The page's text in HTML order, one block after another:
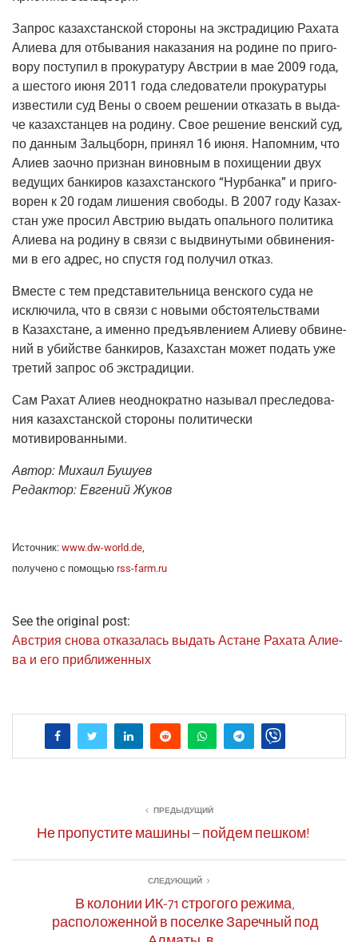
Запрос казах­стан­ской сто­ро­ны на экс­тра­ди­цию Раха­та
Али­е­ва для отбы­ва­ния нака­за­ния на родине по при­го­
во­ру посту­пил в про­ку­ра­ту­ру Австрии в мае 2009 года,
а шесто­го июня 2011 года сле­до­ва­те­ли про­ку­ра­ту­ры
изве­сти­ли суд Вены о сво­ем реше­нии отка­зать в выда­
че казах­стан­цев на роди­ну. Свое реше­ние вен­ский суд,
по дан­ным Зальц­борн, при­нял 16 июня. Напом­ним, что
Али­ев заоч­но при­знан винов­ным в похи­ще­нии двух
веду­щих бан­ки­ров казах­стан­ско­го “Нур­бан­ка” и при­го­
во­рен к 20 годам лише­ния сво­бо­ды. В 2007 году Казах­
стан уже про­сил Австрию выдать опаль­но­го поли­ти­ка
Али­е­ва на роди­ну в свя­зи с выдви­ну­ты­ми обви­не­ни­я­
ми в его адрес, но спу­стя год полу­чил отказ.
Вме­сте с тем пред­ста­ви­тель­ни­ца вен­ско­го суда не
исклю­чи­ла, что в свя­зи с новы­ми обсто­я­тель­ства­ми
в Казах­стане, а имен­но предъ­яв­ле­ни­ем Али­е­ву обви­не­
ний в убий­стве бан­ки­ров, Казах­стан может подать уже
тре­тий запрос об экстрадиции.
Сам Рахат Али­ев неод­но­крат­но назы­вал пре­сле­до­ва­
ния казах­стан­ской сто­ро­ны поли­ти­че­ски
мотивированными.
Автор: Миха­ил Бушуев
Редак­тор: Евге­ний Жуков
Источ­ник: www.dw-world.de
полу­че­но с помо­щью rss-farm.ru
See the original post:
Австрия сно­ва отка­за­лась выдать Астане Раха­та Али­е­
ва и его приближенных
ПРЕДЫДУЩИЙ
Не пропустите машины – пойдем пешком!
СЛЕДУЮЩИЙ
В колонии ИК-71 строгого режима,
расположенной в поселке Заречный под